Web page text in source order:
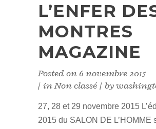
L’ENFER
MONTRES
MAGAZINE
Posted on 6 novembre 2015
inNon classé by
27, 28 et 29 novembre 2015
2015 du SALON DE L’HOMME